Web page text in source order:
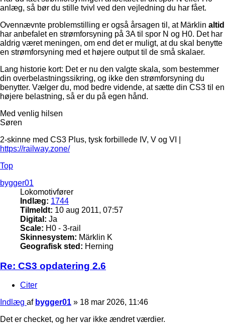
anlæg, så bør du stille tvivl ved den vejledning du har fået.
Ovennævnte problemstilling er også årsagen til, at Märklin altid
har anbefalet en strømforsyning på 3A til spor N og H0. Det har
aldrig været meningen, om end det er muligt, at du skal benytte
en strømforsyning med et højere output til de små skalaer.
Lang historie kort: Det er nu den valgte skala, som bestemmer
din overbelastningssikring, og ikke den strømforsyning du
benytter. Vælger du, mod bedre vidende, at sætte din CS3 til en
højere belastning, så er du på egen hånd.
Med venlig hilsen
Søren
2-skinne med CS3 Plus, tysk forbillede IV, V og VI |
https://railway.zone/
Top
bygger01
Lokomotivfører
Indlæg: 1744
Tilmeldt: 10 aug 2011, 07:57
Digital: Ja
Scale: H0 - 3-rail
Skinnesystem: Märklin K
Geografisk sted: Herning
Re: CS3 opdatering 2.6
Citer
Indlæg af bygger01 » 18 mar 2026, 11:46
Det er checket, og her var ikke ændret værdier.